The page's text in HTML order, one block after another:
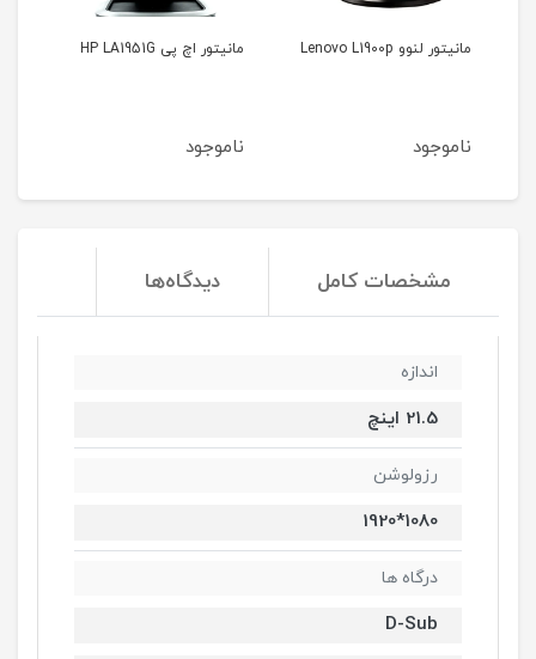
مانیتور اچ پی HP LA1951G
ناموجود
مانیتور سامسونگ Samsung
ناموجود
مشخصات کامل دیدگاه‌ها
اندازه
21.5 اینچ
رزولوشن
1080*1920
درگاه ها
D-Sub